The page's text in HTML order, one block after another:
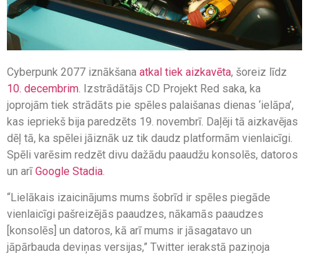
Cyberpunk 2077 iznākšana atkal tiek aizkavēta, šoreiz līdz
10. decembrim . Izstrādātājs CD Projekt Red saka, ka
joprojām tiek strādāts pie spēles palaišanas dienas ‘ielāpa’,
kas iepriekš bija paredzēts 19. novembrī. Daļēji tā aizkavējas
dēļ tā, ka spēlei jāiznāk uz tik daudz platformām vienlaicīgi.
Spēli varēsim redzēt divu dažādu paaudžu konsolēs, datoros
un arīGoogle Stadia
“Lielākais izaicinājums mums šobrīd ir spēles piegāde
vienlaicīgi pašreizējās paaudzes, nākamās paaudzes
[konsolēs] un datoros, kā arī mums ir jāsagatavo un
jāpārbauda deviņas versijas,” Twitter ierakstā paziņoja